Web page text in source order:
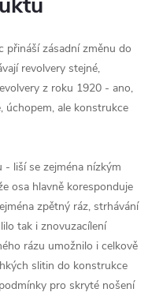
přináší zásadní změnu do
revolvery stejné,
z roku 1920 - ano,
úchopem, ale konstrukce
liší se zejména nízkým
osa hlavně koresponduje
zpětný ráz, strhávání
tak i znovuzacílení
rázu umožnilo i celkově
slitin do konstrukce
pro skryté nošení